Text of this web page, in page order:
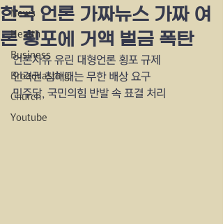
News
Health
Business
Broadcasting
Church
Youtube
한국 언론 가짜뉴스 가짜 여
론 횡포에 거액 벌금 폭탄
언론자유 유린 대형언론 횡포 규제
인격권 침해때는 무한 배상 요구
민주당, 국민의힘 반발 속 표결 처리